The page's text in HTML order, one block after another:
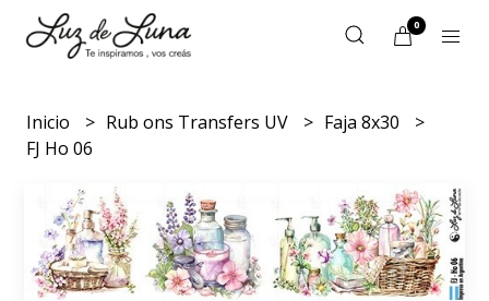
0
Inicio Rub ons Transfers UV
Faja 8x30
FJ Ho 06